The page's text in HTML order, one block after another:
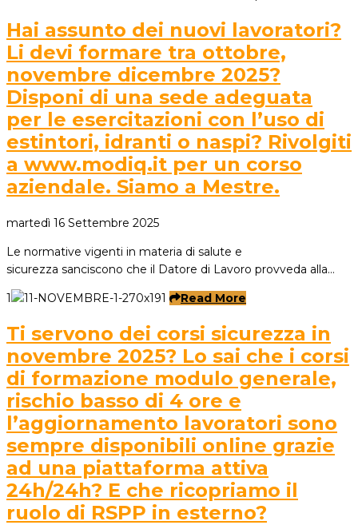
Hai assunto dei nuovi lavoratori?
Li devi formare tra ottobre,
novembre dicembre 2025?
Disponi di una sede adeguata
per le esercitazioni con l’uso di
estintori, idranti o naspi? Rivolgiti
a www.modiq.it per un corso
aziendale. Siamo a Mestre.
martedì 16 Settembre 2025
Le normative vigenti in materia di salute e
sicurezza sanciscono che il Datore di Lavoro provveda alla…
1
Read More
Ti servono dei corsi sicurezza in
novembre 2025? Lo sai che i corsi
di formazione modulo generale,
rischio basso di 4 ore e
l’aggiornamento lavoratori sono
sempre disponibili online grazie
ad una piattaforma attiva
24h/24h? E che ricopriamo il
ruolo di RSPP in esterno?